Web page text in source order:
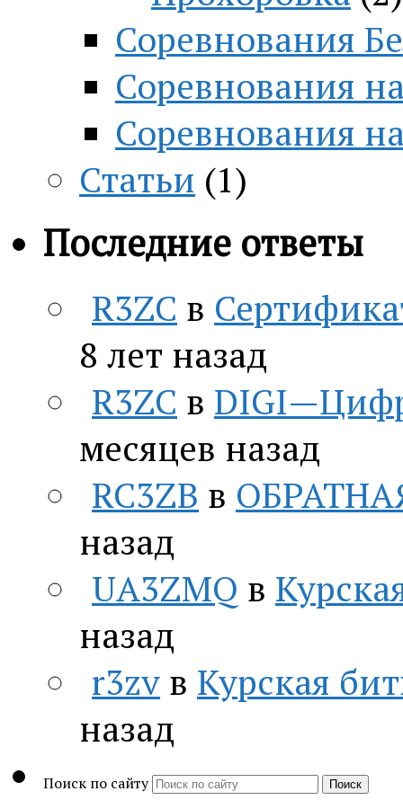
Соревнования
Соревнования
Соревнования
Статьи (1)
Последние ответы
R3ZC в
8 лет назад
R3ZC в
месяцев назад
RC3ZB в
назад
UA3ZMQ в
назад
r3zv в Курская
назад
Поиск по сайту Поиск